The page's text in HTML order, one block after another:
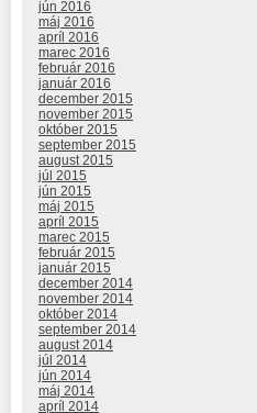
jún 2016
máj 2016
apríl 2016
marec 2016
február 2016
január 2016
december 2015
november 2015
október 2015
september 2015
august 2015
júl 2015
jún 2015
máj 2015
apríl 2015
marec 2015
február 2015
január 2015
december 2014
november 2014
október 2014
september 2014
august 2014
júl 2014
jún 2014
máj 2014
apríl 2014